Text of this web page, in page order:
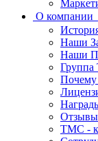
О компании
Наши
Наши
Почему
Отзывы
TMC -